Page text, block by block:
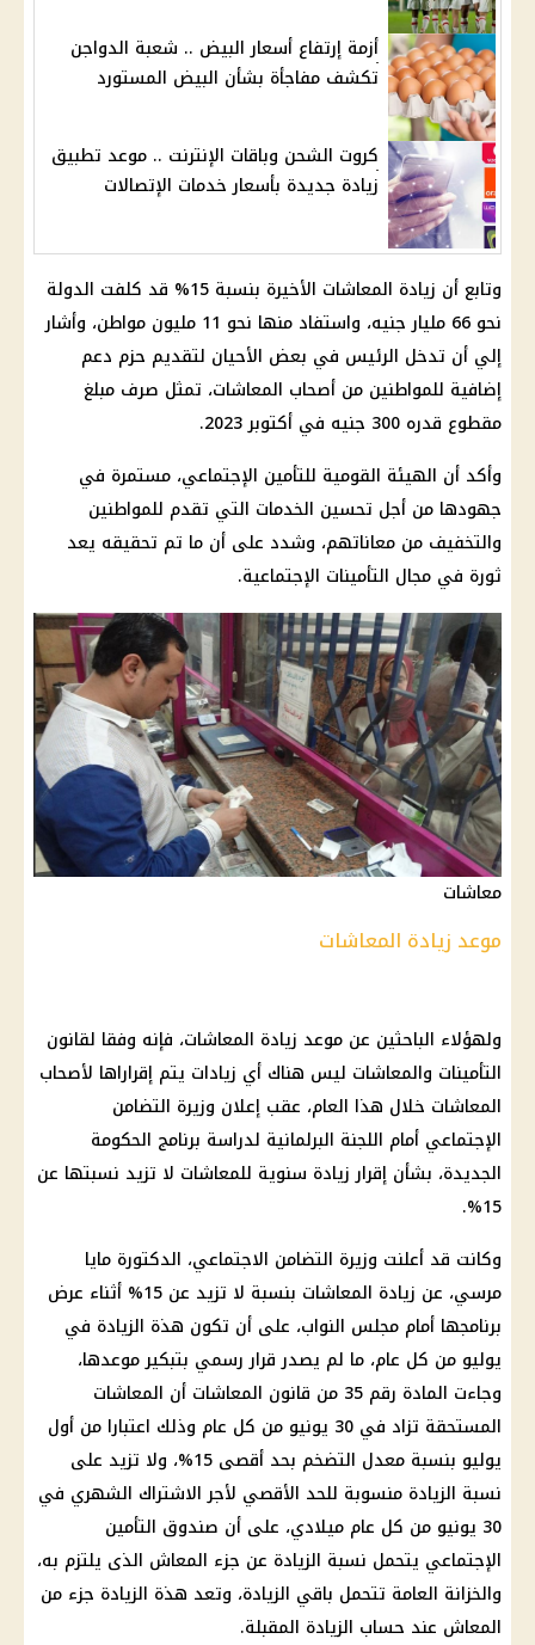
أزمة إرتفاع أسعار البيض .. شعبة الدواجن
تكشف مفاجأة بشأن البيض المستورد
كروت الشحن وباقات الإنترنت .. موعد تطبيق
زيادة جديدة بأسعار خدمات الإتصالات
وتابع أن زيادة المعاشات
الأخيرة بنسبة 15% قد كلفت الدولة
نحو 66 مليار جنيه، واستفاد منها نحو 11 مليون مواطن، وأشار
إلي أن تدخل الرئيس في بعض الأحيان لتقديم حزم دعم
إضافية للمواطنين من أصحاب المعاشات، تمثل صرف مبلغ
مقطوع قدره 300 جنيه في أكتوبر 2023.
وأكد أن الهيئة القومية للتأمين الإجتماعي، مستمرة في
جهودها من أجل تحسين الخدمات التي تقدم للمواطنين
والتخفيف من معاناتهم، وشدد على أن ما تم تحقيقه يعد
ثورة في مجال التأمينات الإجتماعية.
معاشات
موعد زيادة المعاشات
ولهؤلاء الباحثين عن موعد زيادة المعاشات، فإنه وفقا لقانون
التأمينات والمعاشات ليس هناك أي زيادات يتم إقراراها لأصحاب
المعاشات خلال هذا العام، عقب إعلان وزيرة التضامن
الإجتماعي أمام اللجنة البرلمانية لدراسة برنامج الحكومة
الجديدة، بشأن إقرار زيادة سنوية للمعاشات لا تزيد نسبتها عن
15%.
وكانت قد أعلنت وزيرة التضامن الاجتماعي، الدكتورة مايا
مرسي، عن زيادة المعاشات
بنسبة لا تزيد عن 15% أثناء عرض
برنامجها أمام مجلس النواب، على أن تكون هذة الزيادة في
يوليو من كل عام، ما لم يصدرقراررسمي بتبكير موعدها،
وجاءت المادة رقم 35 من قانون المعاشات أن المعاشات
المستحقة تزاد في 30 يونيو من كل عام وذلك اعتبارا من أول
يوليو بنسبة معدل التضخم
بحد أقصى 15%، ولا تزيد على
نسبة الزيادة منسوبة للحد الأقصي لأجر الاشتراك الشهري في
30 يونيو من كل عام ميلادي، على أن صندوق التأمين
الإجتماعي يتحمل نسبة الزيادة عن جزء المعاش الذى يلتزم به،
والخزانة العامة تتحمل باقي الزيادة، وتعد هذة الزيادة جزء من
المعاش عند حساب الزيادة المقبلة.